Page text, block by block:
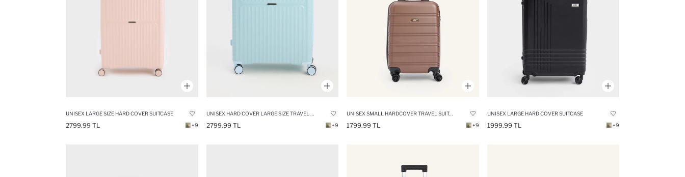
UNISEX LARGE SIZE HARD COVER SUITCASE
2799.99 TL +9 2799.99 TL +9
UNISEX SMALL HARDCOVER TRAVEL SUITCASE
1799.99 TL +9
UNISEX LARGE HARD COVER SUITCASE
1999.99 TL +9